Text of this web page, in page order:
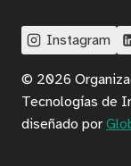
Instagram
© 2026
Tecnologías de
diseñado por